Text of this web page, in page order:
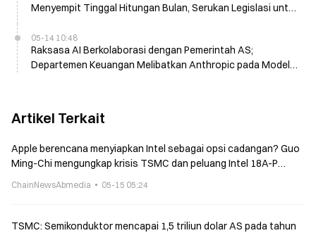
Menyempit Tinggal Hitungan Bulan, Serukan Legislasi untuk
05-14 10:48
Raksasa AI Berkolaborasi dengan Pemerintah AS;
Departemen Keuangan Melibatkan Anthropic pada Model
Artikel Terkait
Apple berencana menyiapkan Intel sebagai opsi cadangan? Guo
Ming-Chi mengungkap krisis TSMC dan peluang Intel 18A-P
ChainNewsAbmedia 05-15 05:24
TSMC: Semikonduktor mencapai 1,5 triliun dolar AS pada tahun